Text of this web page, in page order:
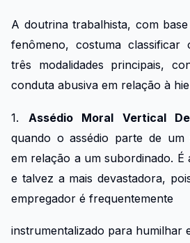
A doutrina trabalhista, com
fenômeno, costuma classificar
três modalidades principais,
conduta abusiva em relação à
1. Assédio Moral Vertical
quando o assédio parte de um
em relação a um subordinado. É
e talvez a mais devastadora,
empregador é frequentemente
instrumentalizado para humilhar